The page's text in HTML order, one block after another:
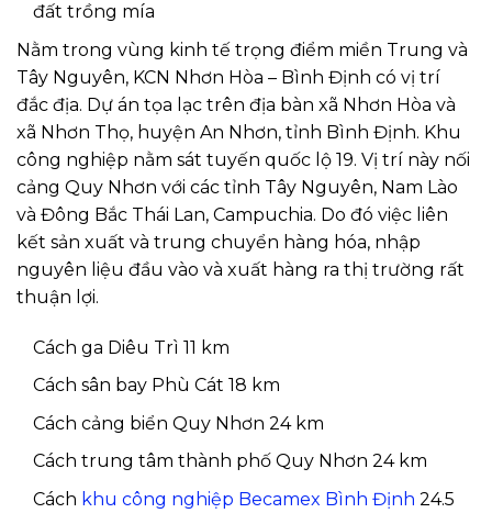
đất trồng mía
Nằm trong vùng kinh tế trọng điểm miền Trung và
Tây Nguyên, KCN Nhơn Hòa – Bình Định có vị trí
đắc địa. Dự án tọa lạc trên địa bàn xã Nhơn Hòa và
xã Nhơn Thọ, huyện An Nhơn, tỉnh Bình Định. Khu
công nghiệp nằm sát tuyến quốc lộ 19. Vị trí này nối
cảng Quy Nhơn với các tỉnh Tây Nguyên, Nam Lào
và Đông Bắc Thái Lan, Campuchia. Do đó việc liên
kết sản xuất và trung chuyển hàng hóa, nhập
nguyên liệu đầu vào và xuất hàng ra thị trường rất
thuận lợi.
Cách ga Diêu Trì 11 km
Cách sân bay Phù Cát 18 km
Cách cảng biển Quy Nhơn 24 km
Cách trung tâm thành phố Quy Nhơn 24 km
Cách khu công nghiệp Becamex Bình Định 24.5